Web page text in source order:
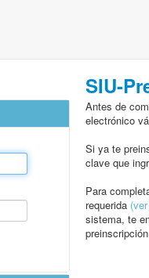
SIU-
Antes de
electrónico
Si ya te
clave que
Para
requerida
sistema, te